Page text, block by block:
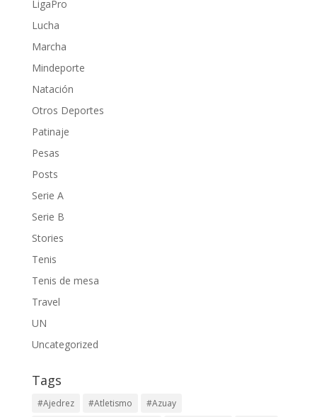
LigaPro
Lucha
Marcha
Mindeporte
Natación
Otros Deportes
Patinaje
Pesas
Posts
Serie A
Serie B
Stories
Tenis
Tenis de mesa
Travel
UN
Uncategorized
Tags
#Ajedrez #Atletismo
#Azuay